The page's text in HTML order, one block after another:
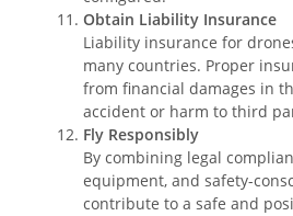
Obtain Liability Insurance
Liability insurance for
many countries. Proper
from financial damages in
accident or harm to third
Fly Responsibly
By combining legal
equipment, and safety-
contribute to a safe and